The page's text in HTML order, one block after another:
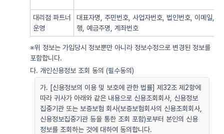
대리점 파트너
운영
대표자명, 주민번호, 사업자번호, 법인번호, 이메일,
행, 예금주명, 계좌번호
※위 정보는 가입당시 정보뿐만 아니라 정보수정으로 변경된 정보를
포함합니다.
다. 개인신용정보 조회 동의 (필수동의)
가. [신용정보의 이용 및 보호에 관한 법률] 제32조 제2항에
따라 귀사가 아래와 같은 내용으로 신용조회회사, 신용정보
집중기관 또는 보증보험 회사(보증보험회사의 신용조회회사,
신용정보집중기관 등을 통한 조회 포함)로부터 본인의 신용
정보를 조회하는 것에 대하여 동의합니다.